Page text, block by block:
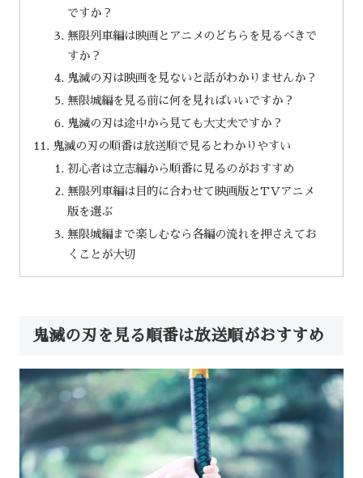
ですか？
無限列車編は映画とアニメのどちらを見るべきで
すか？
鬼滅の刃は映画を見ないと話がわかりませんか？
無限城編を見る前に何を見ればいいですか？
鬼滅の刃は途中から見ても大丈夫ですか？
鬼滅の刃の順番は放送順で見るとわかりやすい
初心者は立志編から順番に見るのがおすすめ
無限列車編は目的に合わせて映画版とTVアニメ
版を選ぶ
無限城編まで楽しむなら各編の流れを押さえてお
くことが大切
鬼滅の刃を見る順番は放送順がおすすめ